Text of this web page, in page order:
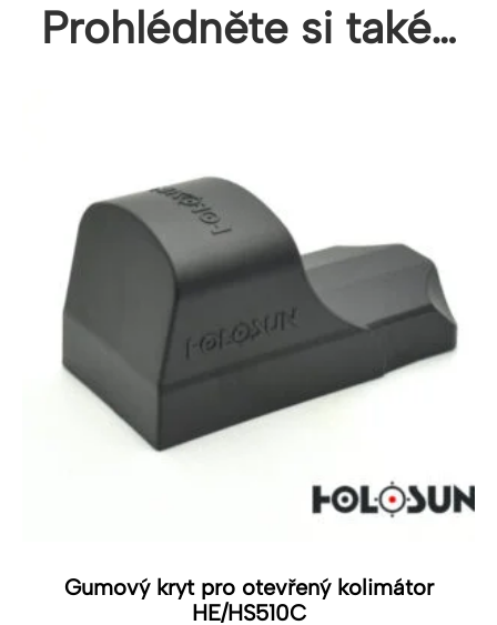
Prohlédněte si také…
Gumový kryt pro otevřený kolimátor
HE/HS510C